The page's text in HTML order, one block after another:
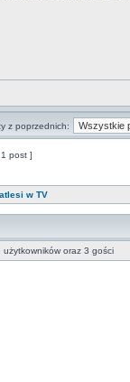
z poprzednich:
post ]
w TV
oraz 3 gości